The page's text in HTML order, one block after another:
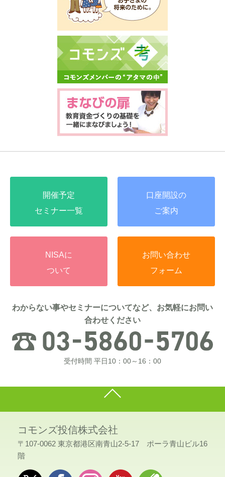
開催予定
セミナー一覧
口座開設の
ご案内
NISAに
ついて
お問い合わせ
フォーム
わからない事やセミナーについてなど、お気軽にお問い
合わせください
受付時間 平日10：00～16：00
コモンズ投信株式会社
〒107-0062 東京都港区南青山2-5-17 ポーラ青山ビル16
階